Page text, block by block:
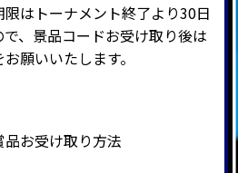
はトーナメント終了より30日
、景品コードお受け取り後は
願いいたします。
お受け取り方法